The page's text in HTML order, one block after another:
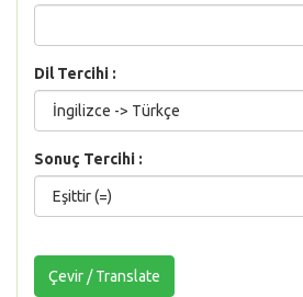
Dil Tercihi :
Sonuç Tercihi :